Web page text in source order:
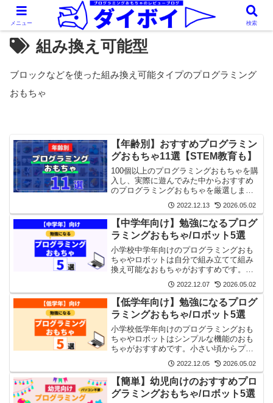
組み換え可能型
ブロックなどを使った組み換え可能タイプのプログラミング
おもちゃ
【年齢別】おすすめプログラミン
グおもちゃ11選【STEM教育も】
100個以上のプログラミングおもちゃを購
入し、実際に遊んでみた中からおすすめ
のプログラミングおもちゃを厳選しまし
た。エンジニア経験をもとに選んでいる
のでかなり参考になるはずです。
2022.12.13 2026.05.02
【中学年向け】勉強になるプログ
ラミングおもちゃ/ロボット5選
小学校中学年向けのプログラミングおも
ちゃやロボットは自分で組み立てて組み
換え可能なおもちゃがおすすめです。小
さい頃からプログラミングの感覚を身に
つけておくと将来の役にたちますよ。
2022.12.07 2026.05.02
【低学年向け】勉強になるプログ
ラミングおもちゃ/ロボット5選
小学校低学年向けのプログラミングおも
ちゃやロボットはシンプルな機能のおも
ちゃがおすすめです。小さい頃からプロ
グラミングの感覚を身につけておくと将
来の役にたちますよ。2022.12.05 2026.05.02
【簡単】幼児向けのおすすめプロ
グラミングおもちゃ/ロボット5選
メニュー 検索